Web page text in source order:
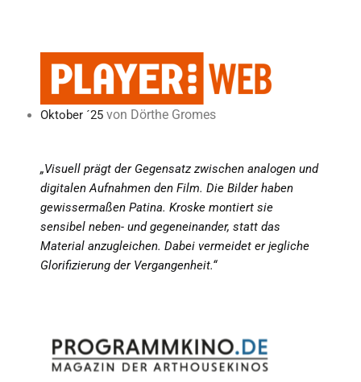
Oktober ´25 von Dörthe Gromes
„Visuell prägt der Gegensatz zwischen analogen und
digitalen Aufnahmen den Film. Die Bilder haben
gewissermaßen Patina. Kroske montiert sie
sensibel neben- und gegeneinander, statt das
Material anzugleichen. Dabei vermeidet er jegliche
Glorifizierung der Vergangenheit.“